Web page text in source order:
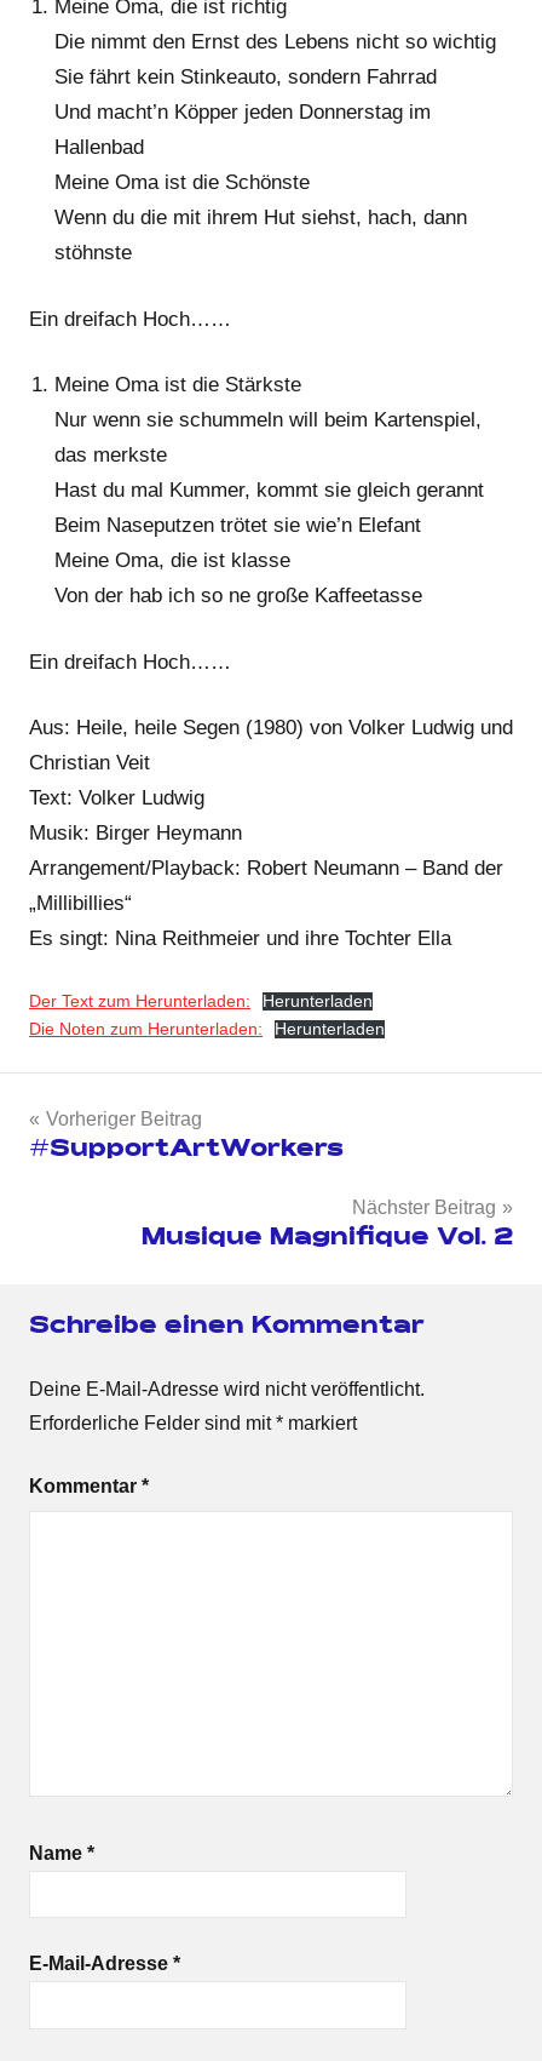
Meine Oma, die ist richtig
Die nimmt den Ernst des Lebens nicht so wichtig
Sie fährt kein Stinkeauto, sondern Fahrrad
Und macht’n Köpper jeden Donnerstag im
Hallenbad
Meine Oma ist die Schönste
Wenn du die mit ihrem Hut siehst, hach, dann
stöhnste
Ein dreifach Hoch……
Meine Oma ist die Stärkste
Nur wenn sie schummeln will beim Kartenspiel,
das merkste
Hast du mal Kummer, kommt sie gleich gerannt
Beim Naseputzen trötet sie wie’n Elefant
Meine Oma, die ist klasse
Von der hab ich so ne große Kaffeetasse
Ein dreifach Hoch……
Aus: Heile, heile Segen (1980) von Volker Ludwig und
Christian Veit
Text: Volker Ludwig
Musik: Birger Heymann
Arrangement/Playback: Robert Neumann – Band der
„Millibillies“
Es singt: Nina Reithmeier und ihre Tochter Ella
Der Text zum Herunterladen:
Herunterladen
Die Noten zum Herunterladen:
Herunterladen
Beitragsnavigation
Vorheriger Beitrag
#SupportArtWorkers
Nächster Beitrag
Musique Magnifique Vol. 2
Schreibe einen Kommentar
Deine E-Mail-Adresse wird nicht veröffentlicht.
Erforderliche Felder sind mit* markiert
Kommentar *
Name *
E-Mail-Adresse *